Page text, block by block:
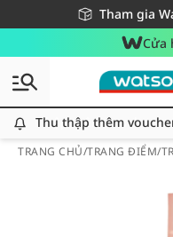
Tham gia
Miễn phí giao
Giao hàng nhanh
Cửa
Thu thập thêm
TRANG CHỦ/TRANG ĐIỂM/